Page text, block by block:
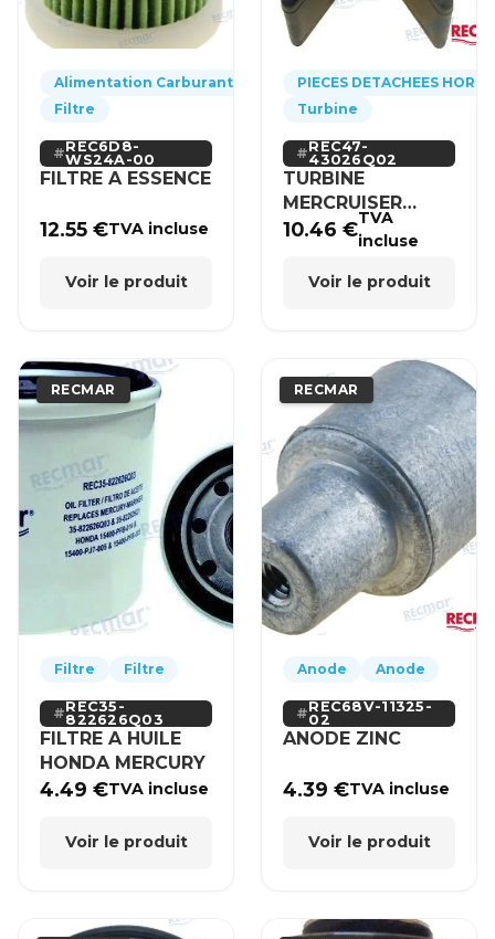
Alimentation Carburant
Filtre
REC6D8-
WS24A-00
FILTRE A ESSENCE
12.55€TVA incluse
Voir le produit
PIECES DETACHEES HORS-
Turbine
REC47-
43026Q02
TURBINE
MERCRUISER
MERCURY BRP
10.46€TVA
incluse
Voir le produit
RECMAR
Filtre Filtre
REC35-
822626Q03
FILTRE A HUILE
HONDA MERCURY
4.49€TVA incluse
Voir le produit
RECMAR
Anode Anode
REC68V-11325-
02
ANODE ZINC
4.39€TVA incluse
Voir le produit